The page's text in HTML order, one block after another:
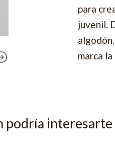
para
juvenil.
marca
podría interesarte